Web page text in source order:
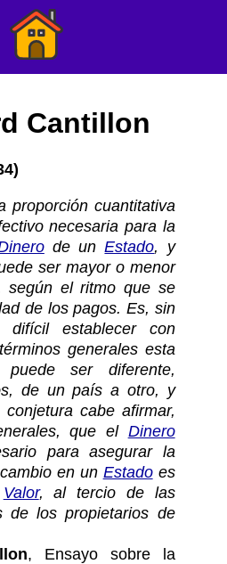
Cantillon
proporción cuantitativa
necesaria para la
de unEstado, y
ser mayor o menor
según el ritmo que se
de los pagos. Es, sin
difícil establecer con
generales esta
puede ser diferente,
de un país a otro, y
cabe afirmar,
que el Dinero
para asegurar la
en un Estadoes
Valor, al tercio de las
de los propietarios de
, Ensayo sobre la